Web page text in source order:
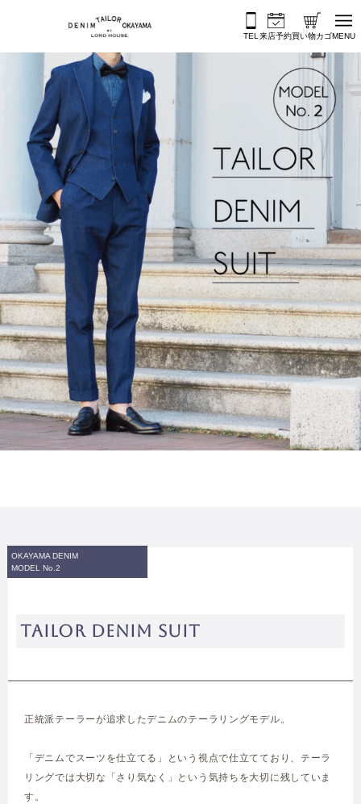
TEL 来店予約買い物カゴMENU
OKAYAMA DENIM
MODEL No.2
TAILOR DENIM SUIT
正統派テーラーが追求したデニムのテーラリングモデル。
「デニムでスーツを仕立てる」という視点で仕立てており、テーラ
リングでは大切な「さり気なく」という気持ちを大切に残していま
す。